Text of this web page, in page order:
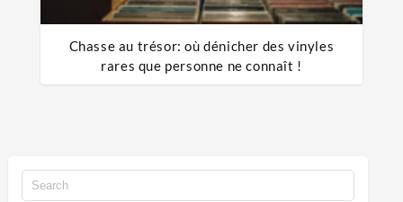
Chasse au trésor: où dénicher des vinyles
rares que personne ne connaît !